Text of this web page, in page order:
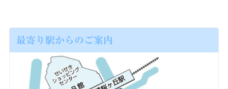
最寄り駅からのご案内